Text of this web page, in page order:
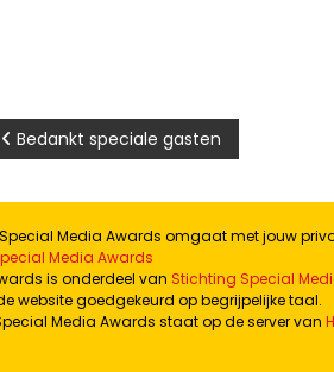
Bericht
Bedankt speciale gasten
Media Awards omgaat met jouw
Media Awards
is onderdeel van Stichting Special
website goedgekeurd op begrijpelijke taal.
Media Awards staat op de server van